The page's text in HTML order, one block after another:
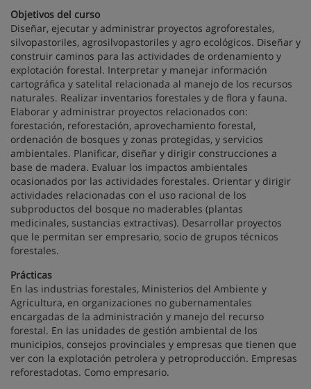
Objetivos del curso
Diseñar, ejecutar y administrar proyectos agroforestales,
silvopastoriles, agrosilvopastoriles y agro ecológicos. Diseñar y
construir caminos para las actividades de ordenamiento y
explotación forestal. Interpretar y manejar información
cartográfica y satelital relacionada al manejo de los recursos
naturales. Realizar inventarios forestales y de flora y fauna.
Elaborar y administrar proyectos relacionados con:
forestación, reforestación, aprovechamiento forestal,
ordenación de bosques y zonas protegidas, y servicios
ambientales. Planificar, diseñar y dirigir construcciones a
base de madera. Evaluar los impactos ambientales
ocasionados por las actividades forestales. Orientar y dirigir
actividades relacionadas con el uso racional de los
subproductos del bosque no maderables (plantas
medicinales, sustancias extractivas). Desarrollar proyectos
que le permitan ser empresario, socio de grupos técnicos
forestales.
Prácticas
En las industrias forestales, Ministerios del Ambiente y
Agricultura, en organizaciones no gubernamentales
encargadas de la administración y manejo del recurso
forestal. En las unidades de gestión ambiental de los
municipios, consejos provinciales y empresas que tienen que
ver con la explotación petrolera y petroproducción. Empresas
reforestadotas. Como empresario.